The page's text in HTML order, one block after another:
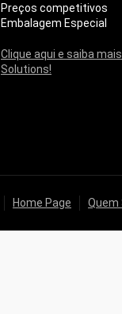
Preços competitivos
Embalagem Especial
Clique aqui e saiba
Solutions!
Home Page Quem